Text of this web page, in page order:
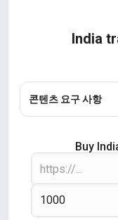
India
콘텐츠 요구 사항
Buy